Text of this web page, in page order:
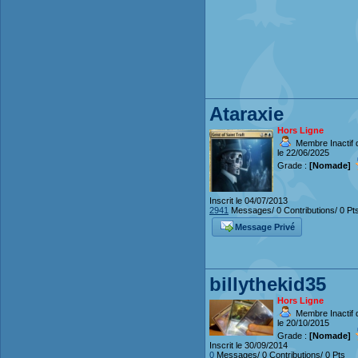
Ataraxie
Hors Ligne
Membre Inactif
le 22/06/2025
Grade : [Nomade]
Inscrit le 04/07/2013
2941 Messages/ 0 Contributions/ 0
Message Privé
billythekid35
Hors Ligne
Membre Inactif
le 20/10/2015
Grade : [Nomade]
Inscrit le 30/09/2014
0 Messages/ 0 Contributions/ 0 Pts